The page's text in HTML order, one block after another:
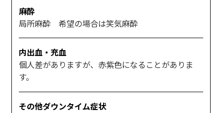
麻酔
局所麻酔 希望の場合は笑気麻酔
内出血・充血
個人差がありますが、赤紫色になることがありま
す。
その他ダウンタイム症状